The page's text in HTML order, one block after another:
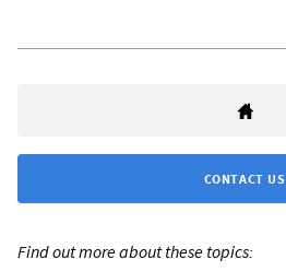
CONTACT US
Find out more about these topics: